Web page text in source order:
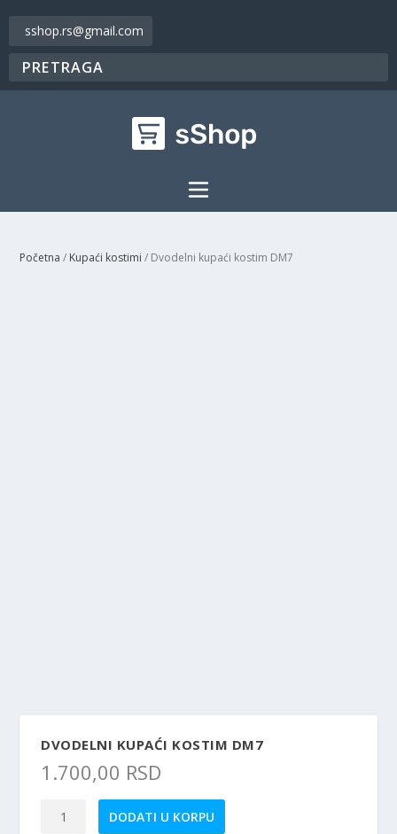
sshop.rs@gmail.com
Početna / Kupaći kostimi / Dvodelni kupaći kostim DM7
DVODELNI KUPAĆI KOSTIM DM7
1.700,00 RSD
DODATI U KORPU